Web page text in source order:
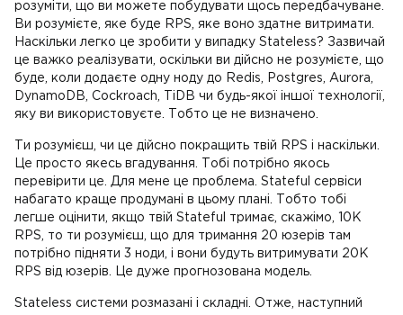
розуміти, що ви можете побудувати щось передбачуване.
Ви розумієте, яке буде RPS, яке воно здатне витримати.
Наскільки легко це зробити у випадку Stateless? Зазвичай
це важко реалізувати, оскільки ви дійсно не розумієте, що
буде, коли додаєте одну ноду до Redis, Postgres, Aurora,
DynamoDB, Cockroach, TiDB чи будь-якої іншої технології,
яку ви використовуєте. Тобто це не визначено.
Ти розумієш, чи це дійсно покращить твій RPS і наскільки.
Це просто якесь вгадування. Тобі потрібно якось
перевірити це. Для мене це проблема. Stateful сервіси
набагато краще продумані в цьому плані. Тобто тобі
легше оцінити, якщо твій Stateful тримає, скажімо, 10K
RPS, то ти розумієш, що для тримання 20 юзерів там
потрібно підняти 3 ноди, і вони будуть витримувати 20K
RPS від юзерів. Це дуже прогнозована модель.
Stateless системи розмазані і складні. Отже, наступний